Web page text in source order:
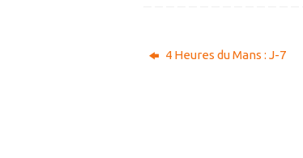
4 Heures du Mans : J-7